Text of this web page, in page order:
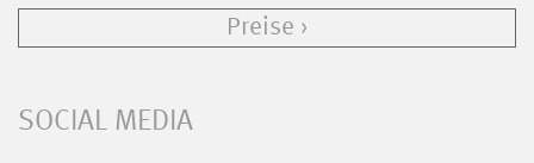
Preise
SOCIAL MEDIA